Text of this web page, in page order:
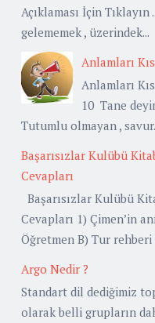
Açıklaması İçin
gelememek , üzerindek...
Anlamları
Anlamları
10 Tane
Tutumlu olmayan ,
Başarısızlar Kulübü
Cevapları
Başarısızlar Kulübü
Cevapları 1) Çimen’in
Öğretmen B) Tur rehberi
Argo Nedir ?
Standart dil dediğimiz
olarak belli grupların